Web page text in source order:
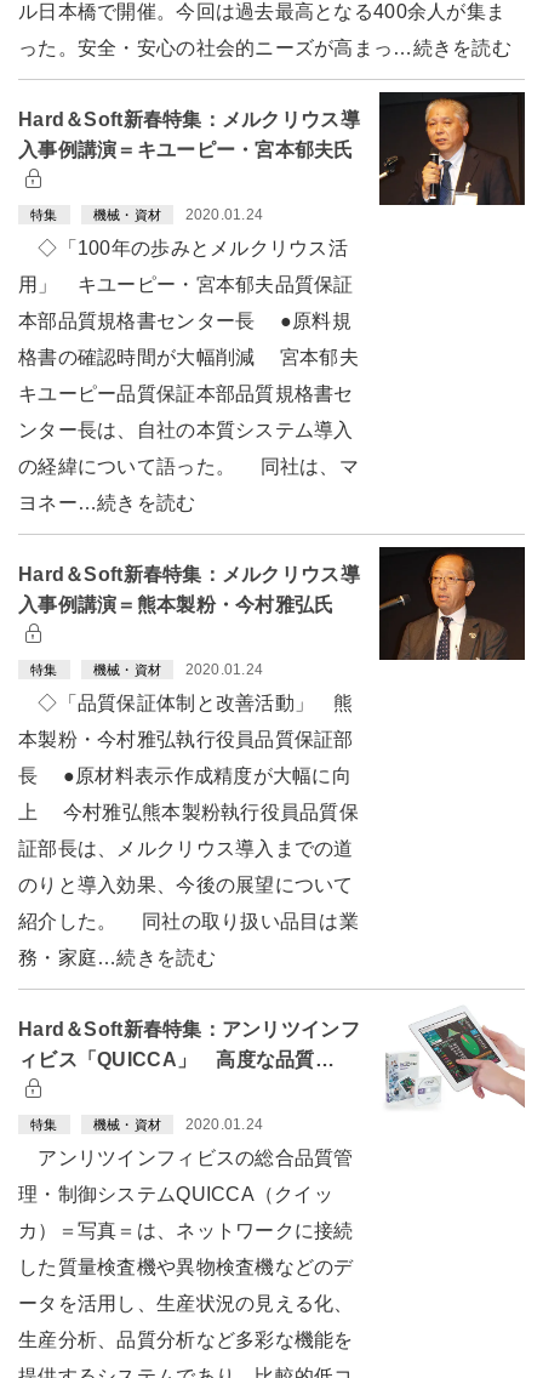
ル日本橋で開催。今回は過去最高となる400余人が集ま
った。安全・安心の社会的ニーズが高まっ…続きを読む
Hard＆Soft新春特集：メルクリウス導
入事例講演＝キユーピー・宮本郁夫氏
特集 機械・資材 2020.01.24
◇「100年の歩みとメルクリウス活
用」 キユーピー・宮本郁夫品質保証
本部品質規格書センター長 ●原料規
格書の確認時間が大幅削減 宮本郁夫
キユーピー品質保証本部品質規格書セ
ンター長は、自社の本質システム導入
の経緯について語った。 同社は、マ
ヨネー…続きを読む
Hard＆Soft新春特集：メルクリウス導
入事例講演＝熊本製粉・今村雅弘氏
特集 機械・資材 2020.01.24
◇「品質保証体制と改善活動」 熊
本製粉・今村雅弘執行役員品質保証部
長 ●原材料表示作成精度が大幅に向
上 今村雅弘熊本製粉執行役員品質保
証部長は、メルクリウス導入までの道
のりと導入効果、今後の展望について
紹介した。 同社の取り扱い品目は業
務・家庭…続きを読む
Hard＆Soft新春特集：アンリツインフ
ィビス「QUICCA」 高度な品質…
特集 機械・資材 2020.01.24
アンリツインフィビスの総合品質管
理・制御システムQUICCA（クイッ
カ）＝写真＝は、ネットワークに接続
した質量検査機や異物検査機などのデ
ータを活用し、生産状況の見える化、
生産分析、品質分析など多彩な機能を